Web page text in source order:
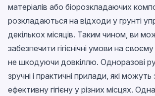
матеріалів або біорозкладаючих
розкладаються на відходи у грунті
декількох місяців. Таким чином, ви
забезпечити гігієнічні умови на
не шкодуючи довкіллю. Одноразові
зручні і практичні прилади, які
ефективну гігієну у різних місцях.